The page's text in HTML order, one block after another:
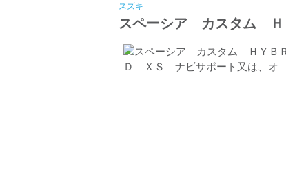
スズキ
スペーシア カスタム